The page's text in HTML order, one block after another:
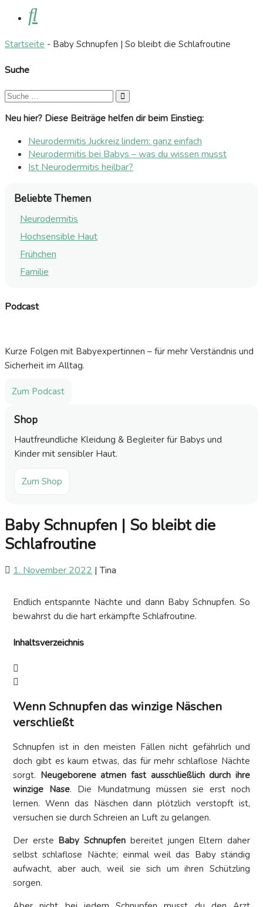
Suche
Startseite - Baby Schnupfen | So bleibt die Schlafroutine
Suche
Neu hier? Diese Beiträge helfen dir beim Einstieg:
Neurodermitis Juckreiz lindern: ganz einfach
Neurodermitis bei Babys – was du wissen musst
Ist Neurodermitis heilbar?
Beliebte Themen
Neurodermitis
Hochsensible Haut
Frühchen
Familie
Podcast
Kurze Folgen mit Babyexpertinnen – für mehr Verständnis und
Sicherheit im Alltag.
Zum Podcast
Shop
Hautfreundliche Kleidung & Begleiter für Babys und
Kinder mit sensibler Haut.
Zum Shop
Baby Schnupfen | So bleibt die
Schlafroutine
1. November 2022 |Tina
Endlich entspannte Nächte und dann Baby Schnupfen. So
bewahrst du die hart erkämpfte Schlafroutine.
Inhaltsverzeichnis
Wenn Schnupfen das winzige Näschen
verschließt
Schnupfen ist in den meisten Fällen nicht gefährlich und
doch gibt es kaum etwas, das für mehr schlaflose Nächte
sorgt. Neugeborene atmen fast ausschließlich durch ihre
winzige Nase. Die Mundatmung müssen sie erst noch
lernen. Wenn das Näschen dann plötzlich verstopft ist,
versuchen sie durch Schreien an Luft zu gelangen.
Der erste Baby Schnupfen bereitet jungen Eltern daher
selbst schlaflose Nächte; einmal weil das Baby ständig
aufwacht, aber auch, weil sie sich um ihren Schützling
sorgen.